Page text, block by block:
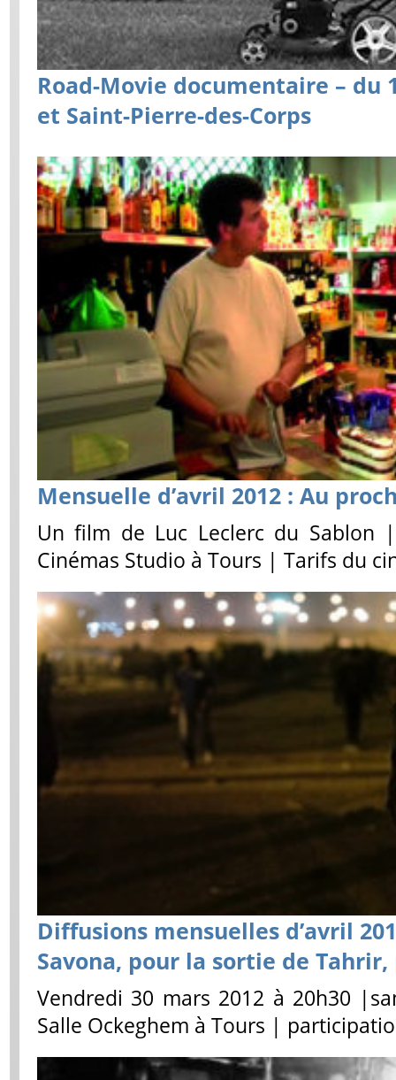
Road-Movie documentaire – du
et Saint-Pierre-des-Corps
Mensuelle d’avril 2012 : Au
Un film de Luc Leclerc du
Cinémas Studio à Tours | Tarifs du
Diffusions mensuelles d’avril
Savona, pour la sortie de
Vendredi 30 mars 2012 à 20h30
Salle Ockeghem à Tours |